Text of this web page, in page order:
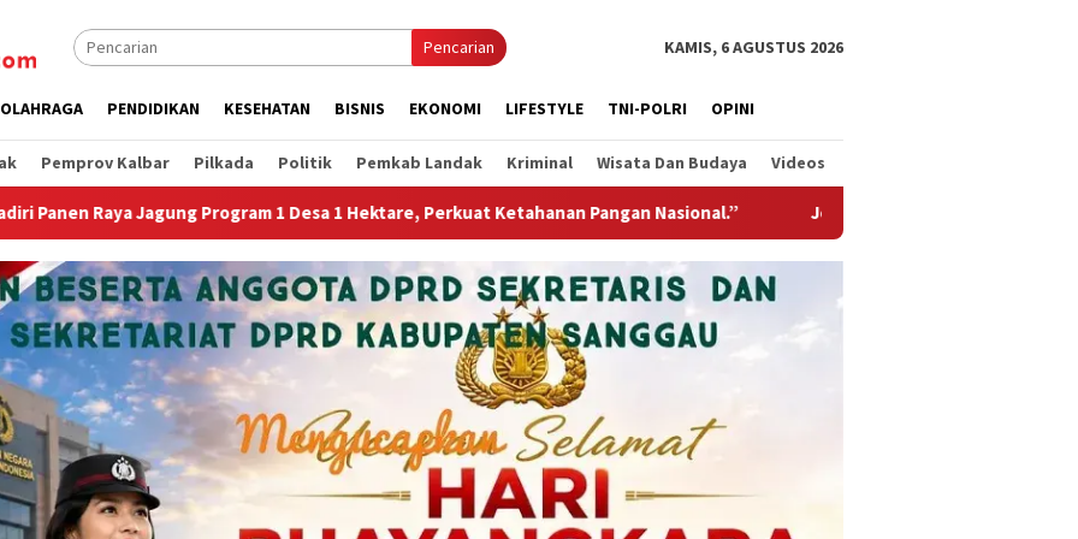
Pencarian KAMIS, 6 AGUSTUS 2026
OLAHRAGA PENDIDIKAN KESEHATAN BISNIS EKONOMI LIFESTYLE TNI-POLRI OPINI
Pemprov Kalbar Pilkada Politik Pemkab Landak Kriminal Wisata Dan Budaya Videos
1 Hektare, Perkuat Ketahanan Pangan Nasional.” Jembatan Gantung Garuda Hadir Untuk Negeri, Wujud Kepedulian